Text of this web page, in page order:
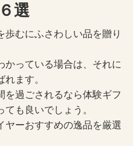
選
歩むにふさわしい品を贈り
かっている場合は、それに
ます。
を過ごされるなら体験ギフ
ても良いでしょう。
ヤーおすすめの逸品を厳選